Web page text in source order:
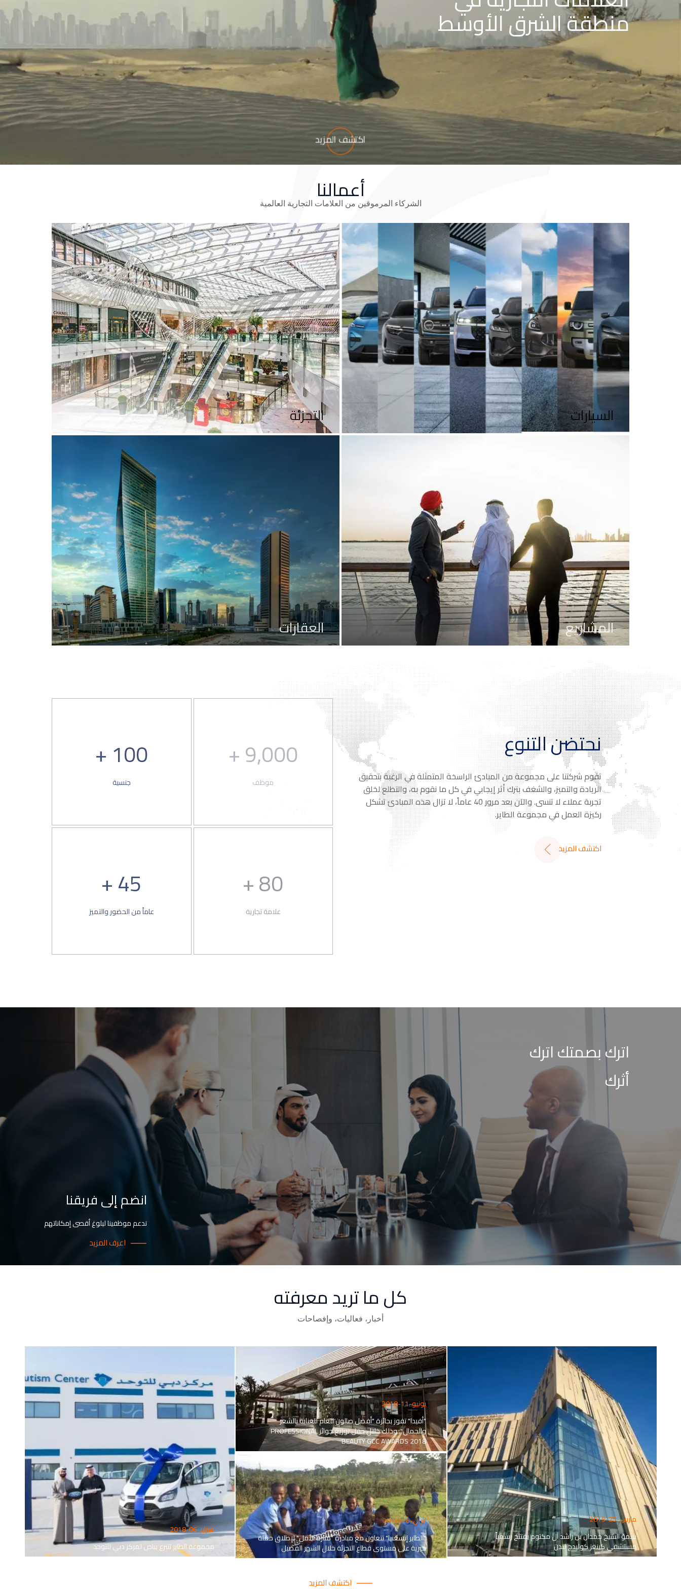
منطقة الشرق الأوسط
اكتشف المزيد
أعمالنا
الشركاء المرموقين من العلامات التجارية العالمية
التجزئة السيارات
العقارات المشاريع
نحتضن التنوع
تقوم شركتنا على مجموعة من المبادئ الراسخة المتمثلة في الرغبة بتحقيق
الريادة والتميز، والشغف بترك أثر إيجابي في كل ما نقوم به، والتطلع لخلق
تجربة عملاء لا تنسى. والآن بعد مرور 40 عاماً، لا تزال هذه المبادئ تشكل
ركيزة العمل في مجموعة الطاير.
اكتشف المزيد
9,000 +
موظف
100 +
جنسية
80 +
علامة تجارية
45 +
عاماً من الحضور والتميز
اترك بصمتك اترك
أثرك
انضم إلى فريقنا
ندعم موظفينا لبلوغ أقصى إمكاناتهم
اعرف المزيد
كل ما تريد معرفته
أخبار، فعاليات، وإفصاحات
مارس-25-2019
سموّ الشيخ حمدان بن راشد آل مكتوم يفتتح رسمياً
مستشفى كينغز كوليدج لندن
يونيو-11-2018
"أفيدا" تفوز بجائزة "أفضل صالون للعام للعناية بالشعر
والجمال"، وذلك خلال حفل توزيع جوائز PROFESSIONAL
BEAUTY GCC AWARDS 2018
ابريل-26-2018
"الطاير إنسغنيا" تتعاون مع مبادرة "منارة الأمل" لإطلاق حملة
خيرية على مستوى قطاع التجزئة خلال الشهر الفضيل
فبراير-06-2018
مجموعة الطاير تتبرع بباص لمركز دبي للتوحد
اكتشف المزيد